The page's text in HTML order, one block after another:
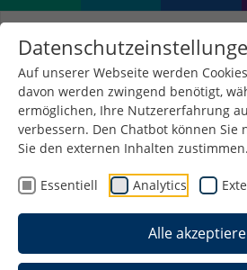
Auf unserer Webseite werden
davon werden zwingend benötigt,
ermöglichen, Ihre Nutzererfahrung
verbessern. Den Chatbot können Sie
Sie den externen Inhalten zustimmen.
Essentiell Analytics
Alle